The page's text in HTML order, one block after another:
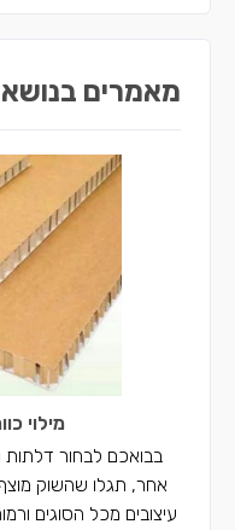
מאמרים
מילוי
בבואכם לבחור
אחר, תגלו שהשוק מוצף.
עיצובים מכל הסוגים